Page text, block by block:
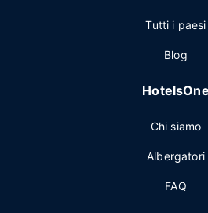
Tutti i paesi
Blog
HotelsOne
Chi siamo
Albergatori
FAQ